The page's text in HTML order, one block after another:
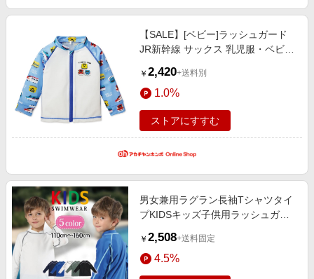
【SALE】[ベビー]ラッシュガード
JR新幹線 サックス 乳児服・ベビー
ムグッズ・プール・浮輪 ベビー水
着(男の子）
￥ 2,420+送料別
1.0%
ストアにすすむ
男女兼用ラグラン長袖Tシャツタイ
プKIDSキッズ子供用ラッシュガー
￥ 2,508+送料固定
4.5%